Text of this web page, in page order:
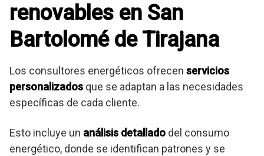
renovables en San
Bartolomé de Tirajana
Los consultores energéticos ofrecen servicios
personalizados que se adaptan a las necesidades
específicas de cada cliente.
Esto incluye un análisis detallado del consumo
energético, donde se identifican patrones y se